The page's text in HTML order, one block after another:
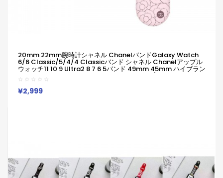
20mm 22mm腕時計シャネル ChanelバンドGalaxy Watch
6/6 Classic/5/4/4 Classicバンド シャネル Chanelアップル
ウォッチ11 10 9 Ultra2 8 7 6 5バンド 49mm 45mm ハイブラン
ド柔らかい 通気性 防水 防汗 男女兼用 Galaxy/appleなどウォ
ッチ対応
¥2,999